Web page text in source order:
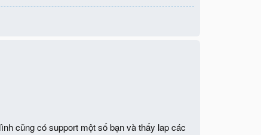
cũng có support một số bạn và thấy lap các